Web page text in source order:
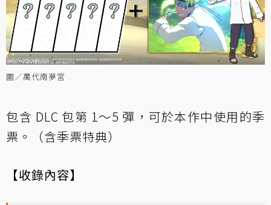
圖／萬代南夢宮
包含 DLC 包第 1～5 彈，可於本作中使用的季
票。（含季票特典）
【收錄內容】